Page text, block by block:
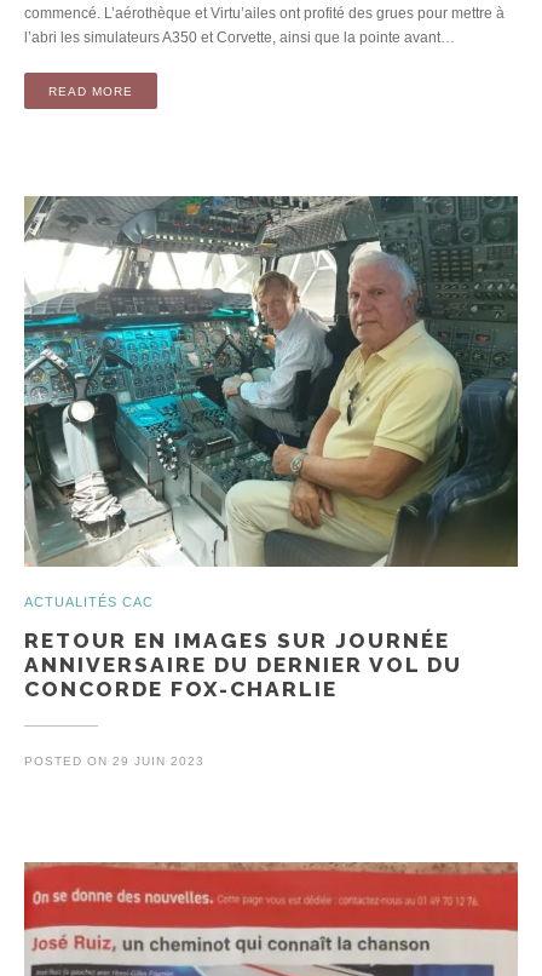
commencé. L’aérothèque et Virtu’ailes ont profité des grues pour mettre à
l’abri les simulateurs A350 et Corvette, ainsi que la pointe avant…
READ MORE
ACTUALITÉS CAC
RETOUR EN IMAGES SUR JOURNÉE
ANNIVERSAIRE DU DERNIER VOL DU
CONCORDE FOX-CHARLIE
POSTED ON 29 JUIN 2023